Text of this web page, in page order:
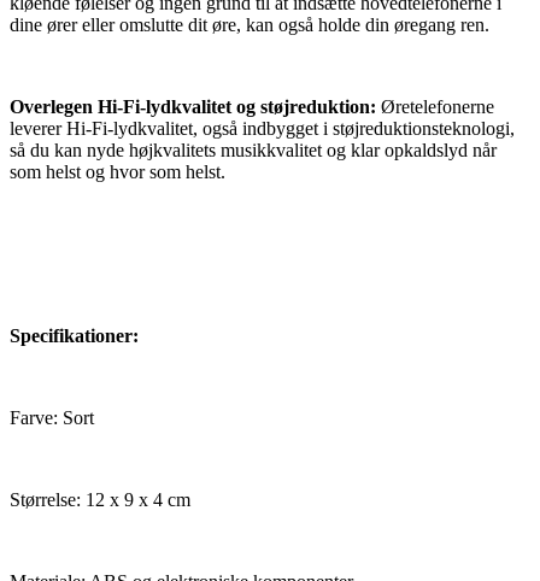
dine ører eller omslutte dit øre, kan også holde din øregang ren.
Overlegen Hi-Fi-lydkvalitet og støjreduktion: Øretelefonerne
leverer Hi-Fi-lydkvalitet, også indbygget i støjreduktionsteknologi,
så du kan nyde højkvalitets musikkvalitet og klar opkaldslyd når
som helst og hvor som helst.
Specifikationer:
Farve: Sort
Størrelse: 12 x 9 x 4 cm